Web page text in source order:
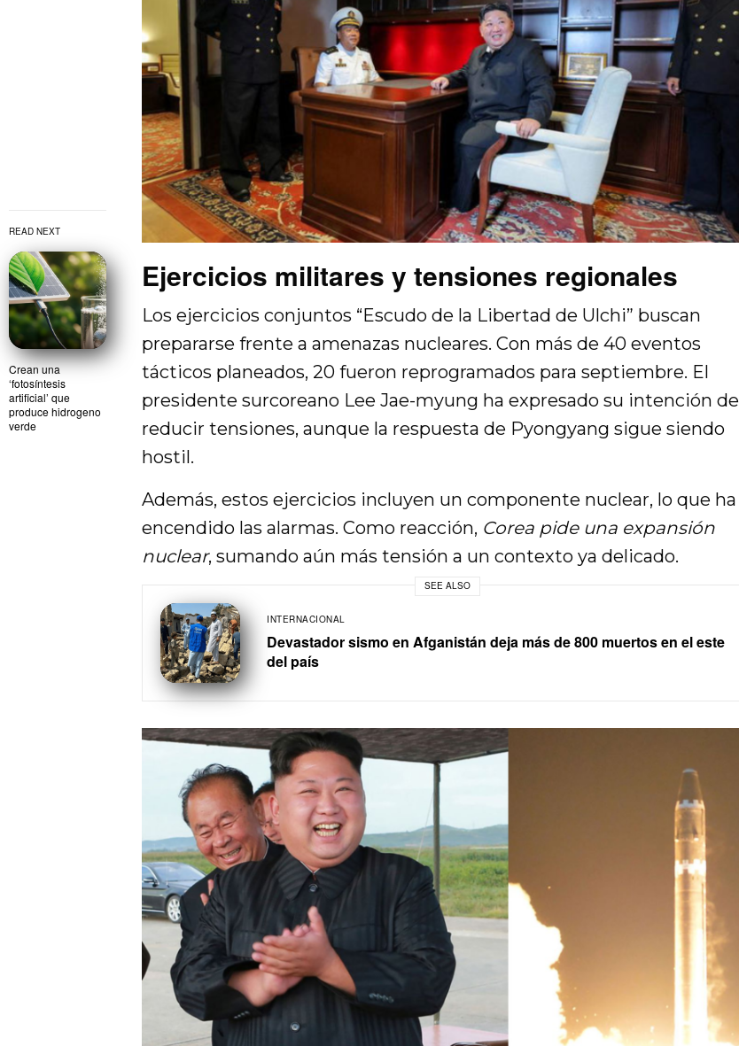
READ NEXT
Crean una
‘fotosíntesis
artificial’ que
produce hidrogeno
verde
Ejercicios militares y tensiones regionales
Los ejercicios conjuntos “Escudo de la Libertad de Ulchi” buscan
prepararse frente a amenazas nucleares. Con más de 40 eventos
tácticos planeados, 20 fueron reprogramados para septiembre. El
presidente surcoreano Lee Jae-myung ha expresado su intención de
reducir tensiones, aunque la respuesta de Pyongyang sigue siendo
hostil.
Además, estos ejercicios incluyen un componente nuclear, lo que ha
encendido las alarmas. Como reacción, Corea pide una expansión
nuclear, sumando aún más tensión a un contexto ya delicado.
SEE ALSO
INTERNACIONAL
Devastador sismo en Afganistán deja más de 800 muertos en el este
del país